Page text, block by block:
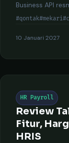
Business API
#qontak#mekari
10 Januari 2027
HR Payroll
Review
Fitur,
HRIS